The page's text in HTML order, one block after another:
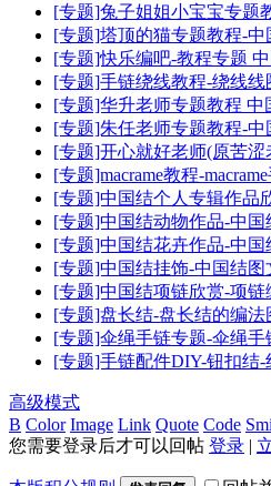
[专题]兔子姐姐小宝宝专题
[专题]塔顶的猫专题教程-
[专题]快乐编吧-教程专题
[专题]手链绕线教程-绕线
[专题]华升老师专题教程
[专题]朱任老师专题教程-
[专题]开心就好老师(原苦
[专题]macrame教程-
[专题]中国结个人专辑作品
[专题]中国结动物作品-中
[专题]中国结花卉作品-中
[专题]中国结挂饰-中国结
[专题]中国结项链欣赏-项
[专题]盘长结-盘长结的编
[专题]伞绳手链专题-伞绳
[专题]手链配件DIY-钮扣结
高级模式
B Color Image Link Quote Code
您需要登录后才可以回帖 登录 |